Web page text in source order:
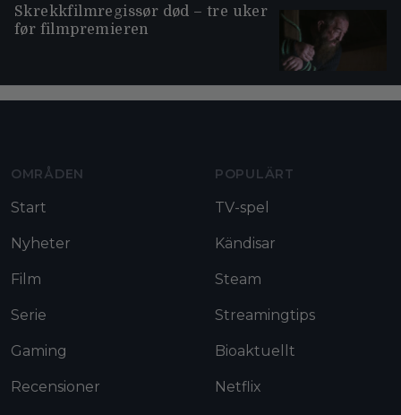
Skrekkfilmregissør død – tre uker
før filmpremieren
OMRÅDEN
Start
Nyheter
Film
Serie
Gaming
Recensioner
POPULÄRT
TV-spel
Kändisar
Steam
Streamingtips
Bioaktuellt
Netflix